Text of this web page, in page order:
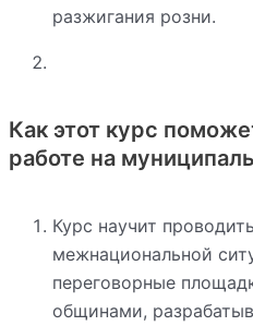
разжигания розни.
Как этот курс
работе на
Курс научит
межнациональной
переговорные
общинами,